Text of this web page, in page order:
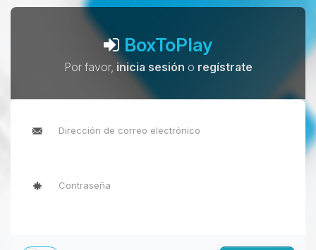
BoxToPlay
Por favor, inicia sesión o regístrate